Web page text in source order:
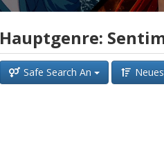
Hauptgenre:
Safe Search An